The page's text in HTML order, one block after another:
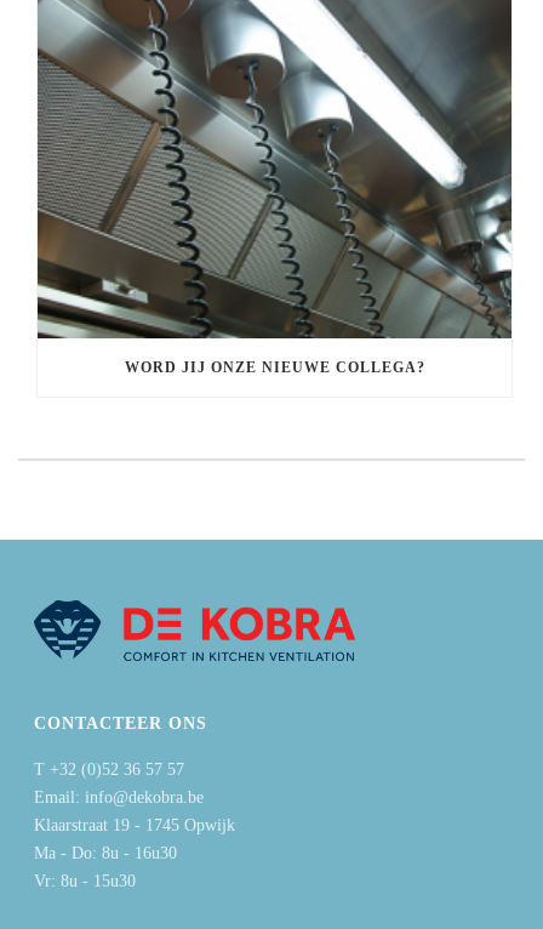
WORD JIJ ONZE NIEUWE COLLEGA?
CONTACTEER ONS
T +32 (0)52 36 57 57
Email: info@dekobra.be
Klaarstraat 19 - 1745 Opwijk
Ma - Do: 8u - 16u30
Vr: 8u - 15u30